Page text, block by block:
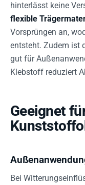
hinterlässt keine
flexible
Vorsprüngen an,
entsteht. Zudem ist
gut für
Klebstoff reduziert
Geeignet
Bei